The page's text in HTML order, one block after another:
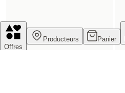
Offres
Producteurs Panier